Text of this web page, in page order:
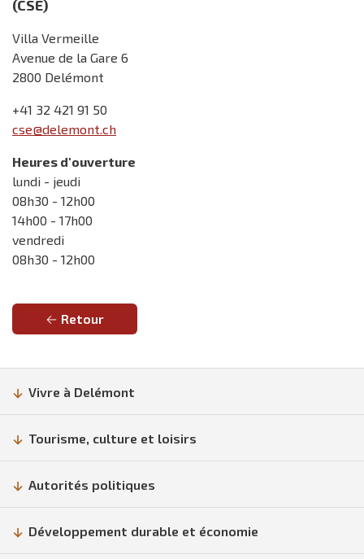
(CSE)
Villa Vermeille
Avenue de la Gare 6
2800 Delémont
+41 32 421 91 50
cse@delemont.ch
Heures d'ouverture
lundi - jeudi
08h30 - 12h00
14h00 - 17h00
vendredi
08h30 - 12h00
Retour
Vivre à Delémont
Tourisme, culture et loisirs
Autorités politiques
Développement durable et économie